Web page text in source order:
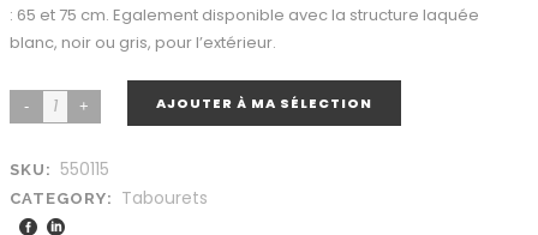
: 65 et 75 cm. Egalement disponible avec la structure laquée
blanc, noir ou gris, pour l’extérieur.
AJOUTER À MA SÉLECTION
SKU: 550115
CATEGORY: Tabourets